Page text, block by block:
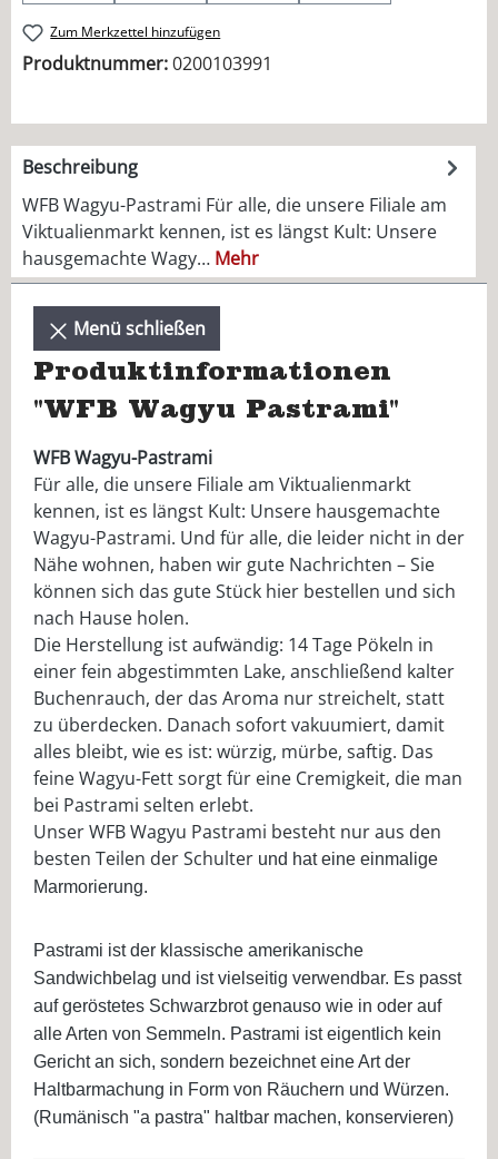
Zum Merkzettel hinzufügen
Produktnummer:0200103991
Beschreibung
WFB Wagyu-Pastrami Für alle, die unsere Filiale am
Viktualienmarkt kennen, ist es längst Kult: Unsere
hausgemachte Wagy… Mehr
Menü schließen
Produktinformationen
"WFB Wagyu Pastrami"
WFB Wagyu-Pastrami
Für alle, die unsere Filiale am Viktualienmarkt
kennen, ist es längst Kult: Unsere hausgemachte
Wagyu-Pastrami. Und für alle, die leider nicht in der
Nähe wohnen, haben wir gute Nachrichten – Sie
können sich das gute Stück hier bestellen und sich
nach Hause holen.
Die Herstellung ist aufwändig: 14 Tage Pökeln in
einer fein abgestimmten Lake, anschließend kalter
Buchenrauch, der das Aroma nur streichelt, statt
zu überdecken. Danach sofort vakuumiert, damit
alles bleibt, wie es ist: würzig, mürbe, saftig. Das
feine Wagyu-Fett sorgt für eine Cremigkeit, die man
bei Pastrami selten erlebt.
Unser WFB Wagyu Pastrami besteht nur aus den
besten Teilen der Schulter und hat eine einmalige
Marmorierung.
Pastrami ist der klassische amerikanische
Sandwichbelag und ist vielseitig verwendbar. Es passt
auf geröstetes Schwarzbrot genauso wie in oder auf
alle Arten von Semmeln. Pastrami ist eigentlich kein
Gericht an sich, sondern bezeichnet eine Art der
Haltbarmachung in Form von Räuchern und Würzen.
(Rumänisch "a pastra" haltbar machen, konservieren)